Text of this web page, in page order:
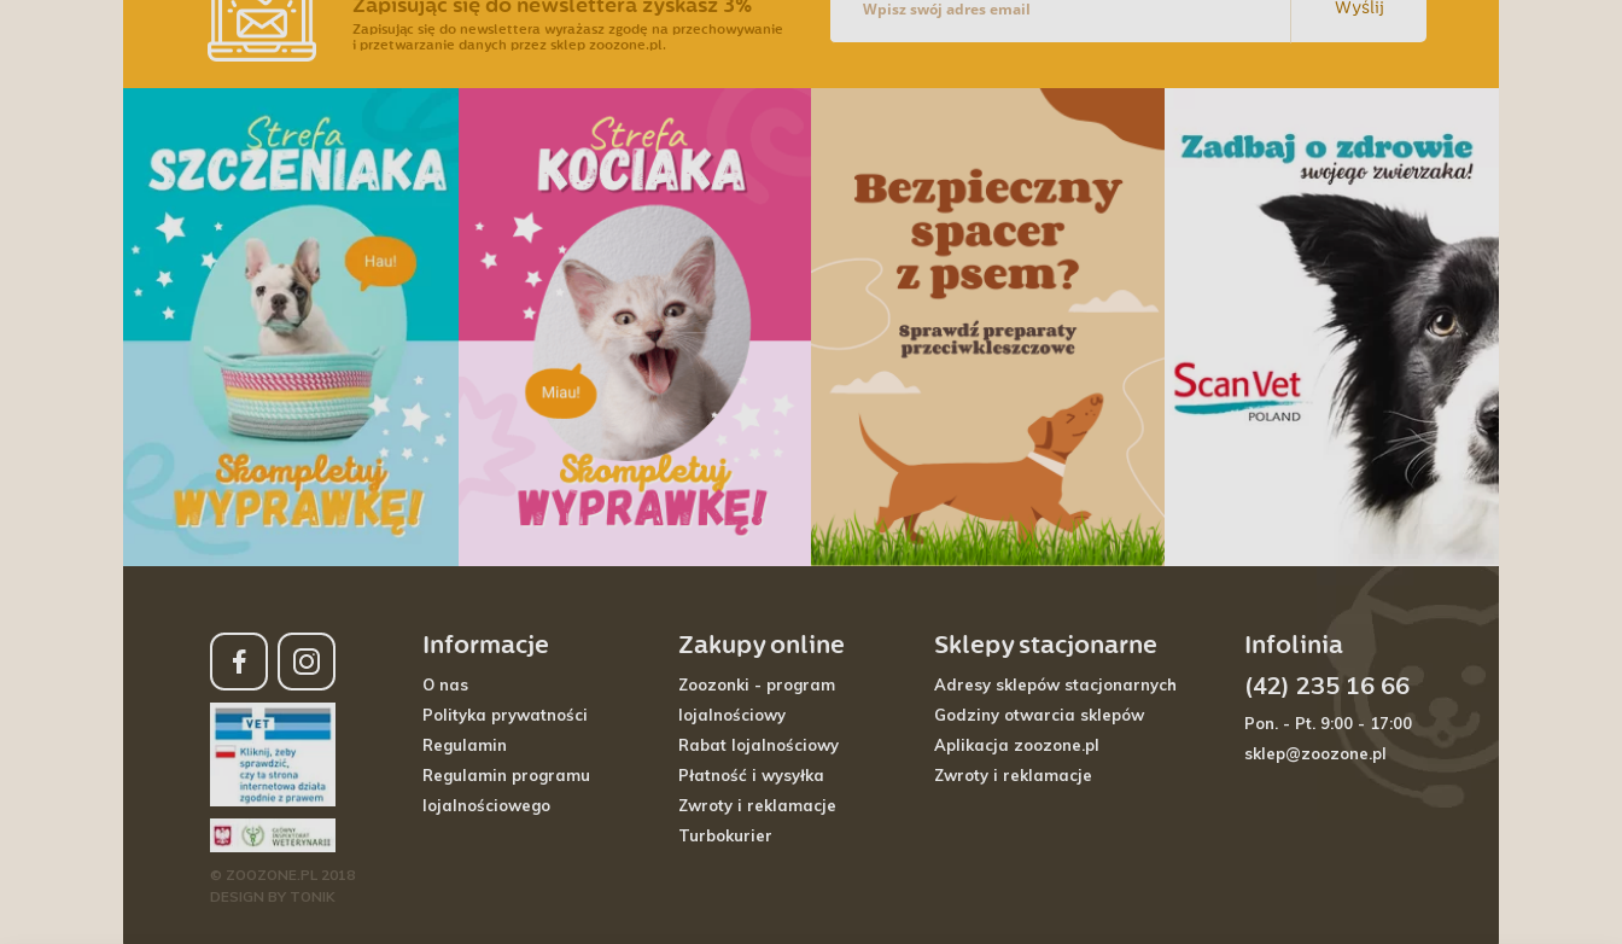
Zapisując się do newslettera zyskasz 3%
Zapisując się do newslettera wyrażasz zgodę na przechowywanie
i przetwarzanie danych przez sklep zoozone.pl.
Wyślij
© ZOOZONE.PL 2018
DESIGN BY TONIK
Informacje
O nas
Polityka prywatności
Regulamin
Regulamin programu
lojalnościowego
Zakupy online
Zoozonki - program
lojalnościowy
Rabat lojalnościowy
Płatność i wysyłka
Zwroty i reklamacje
Turbokurier
Sklepy stacjonarne
Adresy sklepów stacjonarnych
Godziny otwarcia sklepów
Aplikacja zoozone.pl
Zwroty i reklamacje
Infolinia
(42) 235 16 66
Pon. - Pt. 9:00 - 17:00
sklep@zoozone.pl